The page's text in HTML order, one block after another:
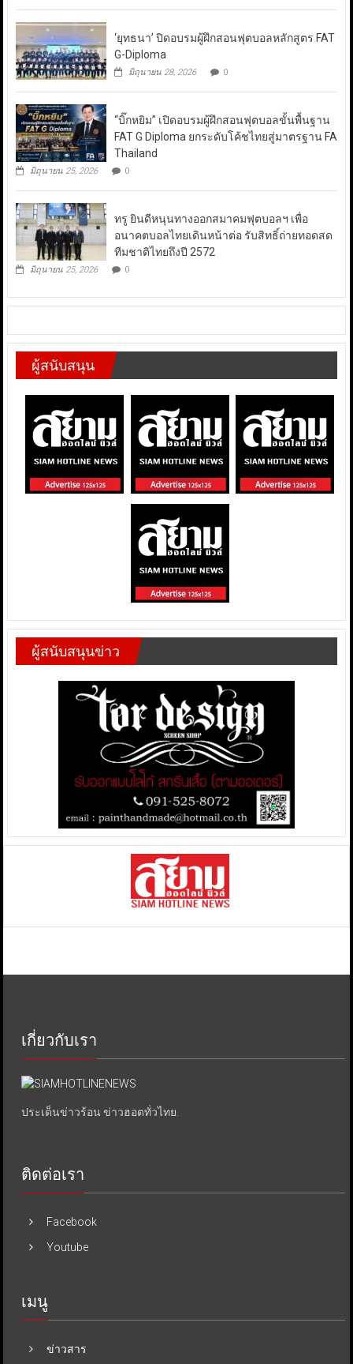
‘ยุทธนา’ ปิดอบรมผู้ฝึกสอนฟุตบอลหลักสูตร FAT
G-Diploma
มิถุนายน 28, 2026 0
“บิ๊กหยิม” เปิดอบรมผู้ฝึกสอนฟุตบอลขั้นพื้นฐาน
FAT G Diploma ยกระดับโค้ชไทยสู่มาตรฐาน FA
Thailand
มิถุนายน 25, 2026 0
ทรู ยินดีหนุนทางออกสมาคมฟุตบอลฯ เพื่อ
อนาคตบอลไทยเดินหน้าต่อ รับสิทธิ์ถ่ายทอดสด
ทีมชาติไทยถึงปี 2572
มิถุนายน 25, 2026 0
ผู้สนับสนุน
ผู้สนับสนุนข่าว
เกี่ยวกับเรา
ประเด็นข่าวร้อน ข่าวฮอตทั่วไทย.
ติดต่อเรา
Facebook
Youtube
เมนู
ข่าวสาร